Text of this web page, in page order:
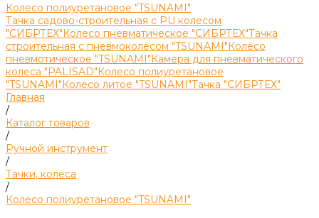
Колесо полиуретановое "TSUNAMI"
Тачка садово-строительная с PU колесом
"СИБРТЕХ"Колесо пневматическое "СИБРТЕХ"Тачка
строительная с пневмоколесом "TSUNAMI"Колесо
пневмотическое "TSUNAMI"Камера для пневматического
колеса "PALISAD"Колесо полиуретановое
"TSUNAMI"Колесо литое "TSUNAMI"Тачка "СИБРТЕХ"
Главная
/
Каталог товаров
/
Ручной инструмент
/
Тачки, колеса
/
Колесо полиуретановое "TSUNAMI"